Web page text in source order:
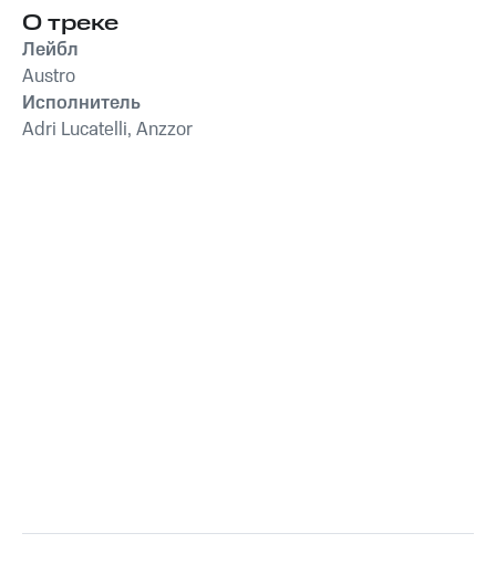
О треке
Лейбл
Austro
Исполнитель
Adri Lucatelli, Anzzor